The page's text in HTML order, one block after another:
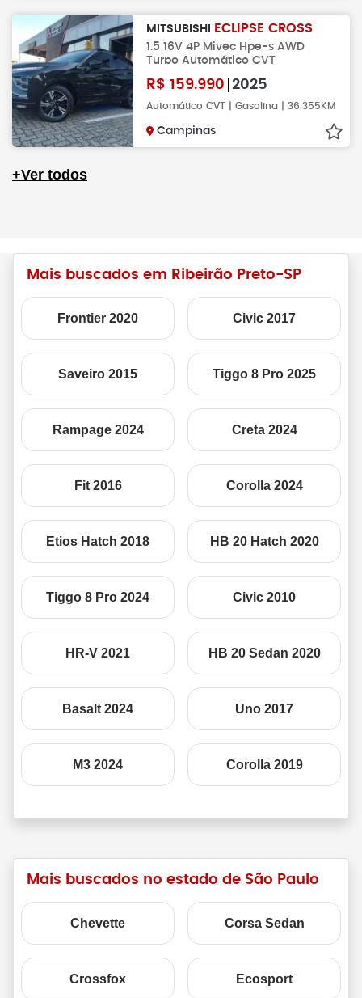
MITSUBISHI ECLIPSE CROSS
1.5 16V 4P Mivec Hpe-s AWD
Turbo Automático CVT
R$ 159.990 2025
Automático CVT | Gasolina | 36.355KM
Campinas
+Ver todos
Mais buscados em Ribeirão Preto-SP
Frontier 2020 Civic 2017
Saveiro 2015 Tiggo 8 Pro 2025
Rampage 2024 Creta 2024
Fit 2016 Corolla 2024
Etios Hatch 2018 HB 20 Hatch 2020
Tiggo 8 Pro 2024 Civic 2010
HR-V 2021 HB 20 Sedan 2020
Basalt 2024 Uno 2017
M3 2024 Corolla 2019
Mais buscados no estado de São Paulo
Chevette Corsa Sedan
Crossfox Ecosport